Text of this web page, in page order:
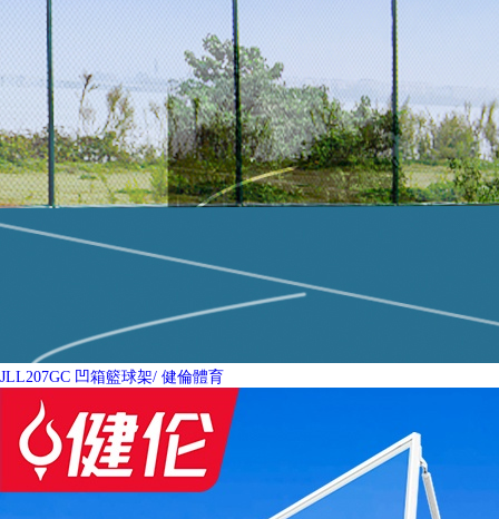
JLL207GC 凹箱籃球架/ 健倫體育